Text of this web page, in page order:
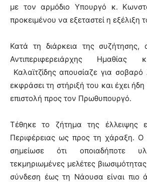
με τον αρμόδιο Υπουργό κ.
προκειμένου να εξεταστεί η εξέλιξη
Κατά τη διάρκεια της συζήτησης,
Αντιπεριφερειάρχης Ημαθίας
Καλαϊτζίδης απουσίαζε για
εκφράσει τη στήριξή του και έχει ήδη
επιστολή προς τον Πρωθυπουργό.
Τέθηκε το ζήτημα της έλλειψης
Περιφέρειας ως προς τη χάραξη. Ο
σημείωσε ότι οποιαδήποτε
τεκμηριωμένες μελέτες
σύνδεση έως τη Νάουσα είναι πιο